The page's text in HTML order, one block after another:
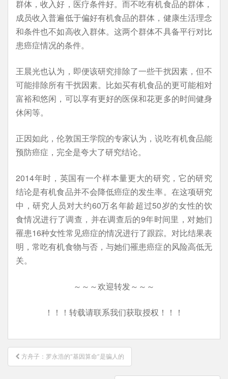
群体，收入好，医疗条件好。而不吃有机食品的群体，
成员收入普遍低于偏好有机食品的群体，健康生活理念
和条件也不如高收入群体。这两个群体不具备平行对比
患癌症情况的条件。
王晨光也认为，即便该研究排除了一些干扰因素，但不
可能排除所有干扰因素。比如买有机食品的更可能相对
富裕和悠闲，可以享有更好的医保和花更多的时间健身
休闲等。
正因如此，伦敦国王学院的专家认为，说吃有机食品能
预防癌症，完全是夸大了研究结论。
2014年时，英国有一个样本量更大的研究，它的研究
结论是有机食品并不会降低癌症的发生率。在这项研究
中，研究人员对大约60万名年龄超过50岁的女性的饮
食情况进行了调查，并在调查后的9年时间里，对她们
罹患16种女性常见癌症的情况进行了跟踪。对比结果表
明，常吃有机食物与否，与她们罹患癌症的风险高低无
关。
～～～欢迎转发～～～
！！！转载请联系我们获取授权！！！
文
章
方舟子：罗永浩的“基因算命”是骗人的